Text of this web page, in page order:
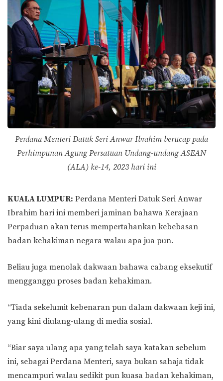
Perdana Menteri Datuk Seri Anwar Ibrahim berucap pada
Perhimpunan Agung Persatuan Undang-undang ASEAN
(ALA) ke-14, 2023 hari ini
KUALA LUMPUR: Perdana Menteri Datuk Seri Anwar
Ibrahim hari ini memberi jaminan bahawa Kerajaan
Perpaduan akan terus mempertahankan kebebasan
badan kehakiman negara walau apa jua pun.
Beliau juga menolak dakwaan bahawa cabang eksekutif
mengganggu proses badan kehakiman.
“Tiada sekelumit kebenaran pun dalam dakwaan keji ini,
yang kini diulang-ulang di media sosial.
“Biar saya ulang apa yang telah saya katakan sebelum
ini, sebagai Perdana Menteri, saya bukan sahaja tidak
mencampuri walau sedikit pun kuasa badan kehakiman,